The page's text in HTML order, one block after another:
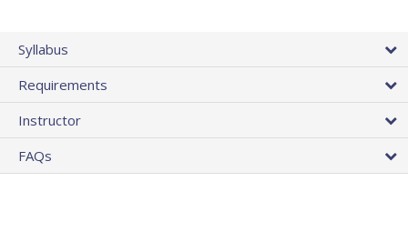
Syllabus
Requirements
Instructor
FAQs